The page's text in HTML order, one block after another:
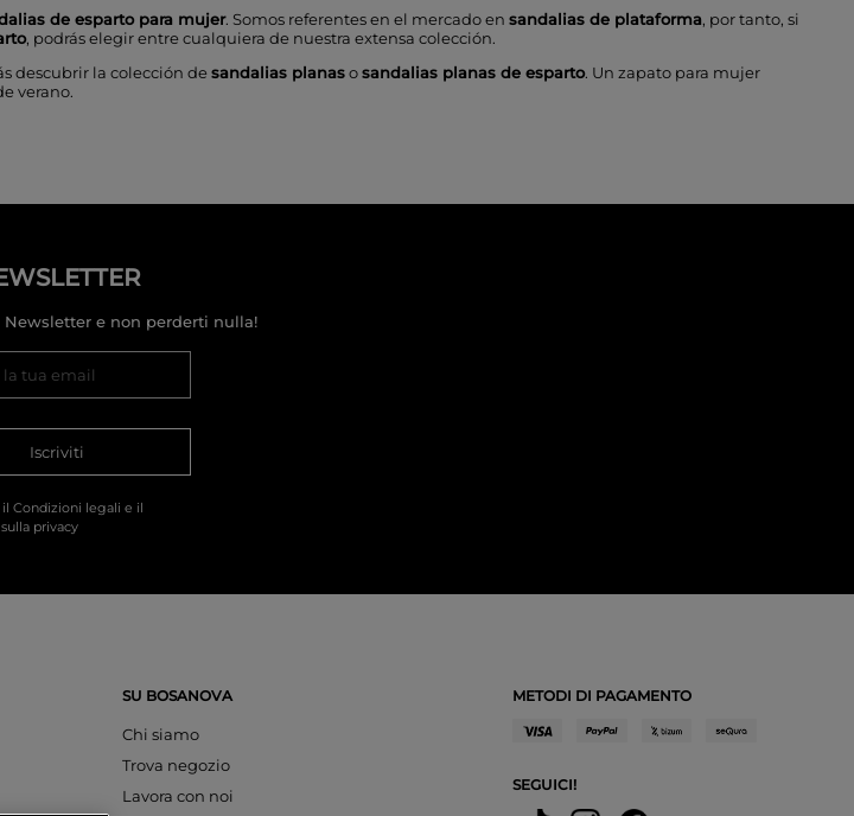
de esparto para mujer. Somos referentes en el mercado en sandalias de plataforma, por tanto, si
, podrás elegir entre cualquiera de nuestra extensa colección.
descubrir la colección desandalias planasosandalias planas de esparto. Un zapato para mujer
verano.
Newsletter e non perderti nulla!
Iscriviti
Condizioni legali e il
privacy
SU BOSANOVA
Chi siamo
Trova negozio
Lavora con noi
METODI DI PAGAMENTO
SEGUICI!